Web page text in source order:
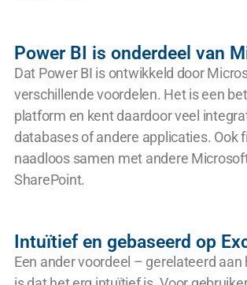
Power BI is onderdeel van
Dat Power BI is ontwikkeld door
verschillende voordelen. Het is een
platform en kent daardoor veel
databases of andere applicaties. Ook
naadloos samen met andere
SharePoint.
Intuïtief en gebaseerd op
Een ander voordeel – gerelateerd